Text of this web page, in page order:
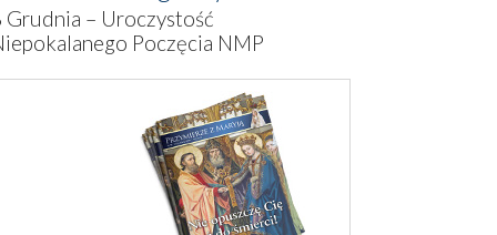
Grudnia – Uroczystość
Poczęcia NMP